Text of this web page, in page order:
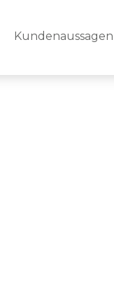
Kundenaussagen